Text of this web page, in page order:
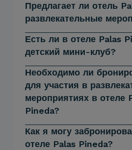
Предлагает ли отель
развлекательные
Есть ли в отеле Palas
детский мини-клуб?
Необходимо ли
для участия в
мероприятиях в отеле
Pineda?
Как я могу
отеле Palas Pineda?